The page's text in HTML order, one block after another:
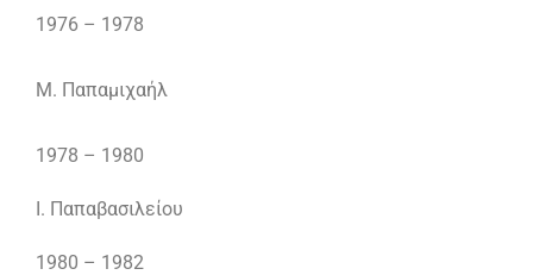
1976 – 1978
Μ. Παπαμιχαήλ
1978 – 1980
Ι. Παπαβασιλείου
1980 – 1982